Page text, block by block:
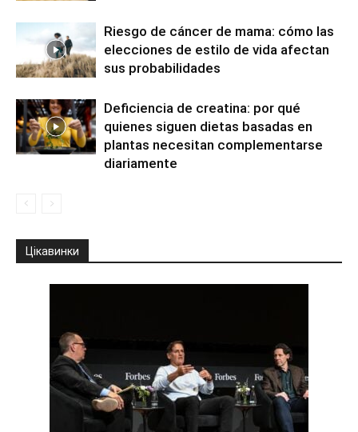
Riesgo de cáncer de mama: cómo las
elecciones de estilo de vida afectan
sus probabilidades
Deficiencia de creatina: por qué
quienes siguen dietas basadas en
plantas necesitan complementarse
diariamente
Цікавинки